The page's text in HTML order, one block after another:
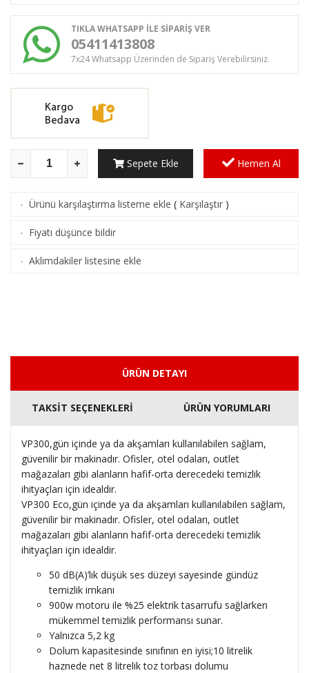
TIKLA WHATSAPP İLE SİPARİŞ VER
05411413808
7x24 Whatsapp Üzerinden de Sipariş Verebilirsiniz.
Sepete Ekle Hemen Al
· Ürünü karşılaştırma listeme ekle ( Karşılaştır )
· Fiyatı düşünce bildir
· Aklımdakiler listesine ekle
ÜRÜN DETAYI
TAKSİT SEÇENEKLERİ ÜRÜN YORUMLARI
VP300,gün içinde ya da akşamları kullanılabilen sağlam,
güvenilir bir makinadır. Ofisler, otel odaları, outlet
mağazaları gibi alanların hafif-orta derecedeki temizlik
ihityaçları için idealdir.
VP300 Eco,gün içinde ya da akşamları kullanılabilen sağlam,
güvenilir bir makinadır. Ofisler, otel odaları, outlet
mağazaları gibi alanların hafif-orta derecedeki temizlik
ihityaçları için idealdir.
50 dB(A)’lık düşük ses düzeyi sayesinde gündüz
temizlik imkanı
900w motoru ile %25 elektrik tasarrufu sağlarken
mükemmel temizlik performansı sunar.
Yalnızca 5,2 kg
Dolum kapasitesinde sınıfının en iyisi;10 litrelik
haznede net 8 litrelik toz torbası dolumu